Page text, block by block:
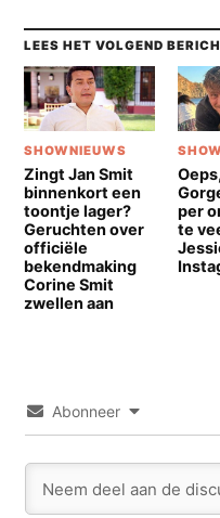
LEES HET VOLGEND
SHOWNIEUWS
Zingt Jan Smit
binnenkort een
toontje lager?
Geruchten over
officiële
bekendmaking
Corine Smit
zwellen aan
per
te
Abonneer